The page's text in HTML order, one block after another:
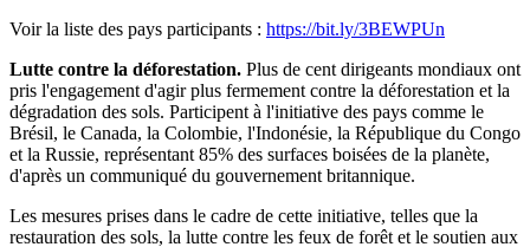
Voir la liste des pays participants : https://bit.ly/3BEWPUn
Lutte contre la déforestation. Plus de cent dirigeants mondiaux ont
pris l'engagement d'agir plus fermement contre la déforestation et la
dégradation des sols. Participent à l'initiative des pays comme le
Brésil, le Canada, la Colombie, l'Indonésie, la République du Congo
et la Russie, représentant 85% des surfaces boisées de la planète,
d'après un communiqué du gouvernement britannique.
Les mesures prises dans le cadre de cette initiative, telles que la
restauration des sols, la lutte contre les feux de forêt et le soutien aux